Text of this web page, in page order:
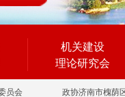
机关建设
理论研究会
员会 政协济南市槐荫